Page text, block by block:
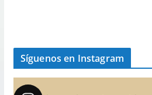
Síguenos en Instagram